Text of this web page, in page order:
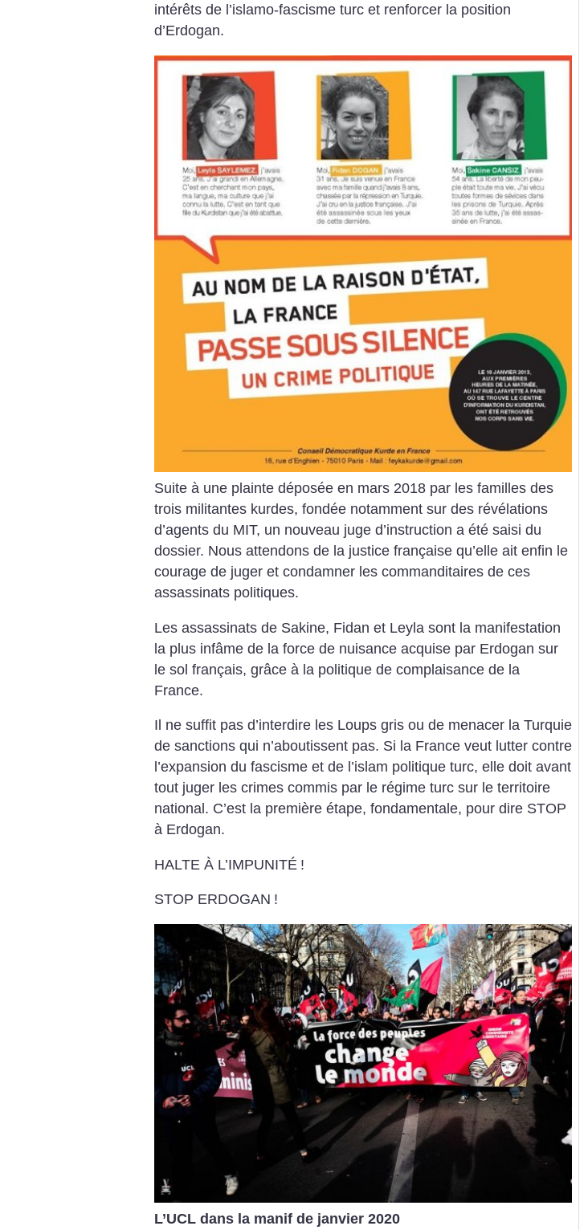
intérêts de l’islamo-fascisme turc et renforcer la position
d’Erdogan.
Suite à une plainte déposée en mars 2018 par les familles des
trois militantes kurdes, fondée notamment sur des révélations
d’agents du MIT, un nouveau juge d’instruction a été saisi du
dossier. Nous attendons de la justice française qu’elle ait enfin le
courage de juger et condamner les commanditaires de ces
assassinats politiques.
Les assassinats de Sakine, Fidan et Leyla sont la manifestation
la plus infâme de la force de nuisance acquise par Erdogan sur
le sol français, grâce à la politique de complaisance de la
France.
Il ne suffit pas d’interdire les Loups gris ou de menacer la Turquie
de sanctions qui n’aboutissent pas. Si la France veut lutter contre
l’expansion du fascisme et de l’islam politique turc, elle doit avant
tout juger les crimes commis par le régime turc sur le territoire
national. C’est la première étape, fondamentale, pour dire STOP
à Erdogan.
HALTE À L’IMPUNITÉ !
STOP ERDOGAN !
L’UCL dans la manif de janvier 2020